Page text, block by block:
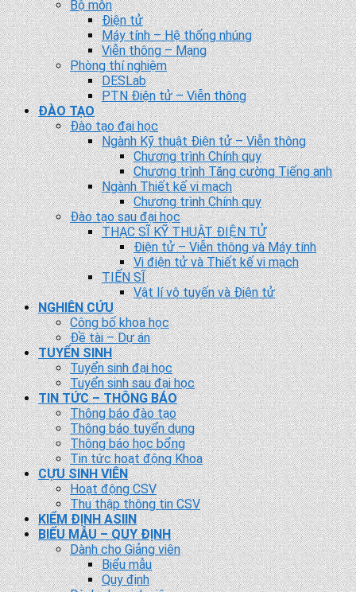
Bộ môn
Điện tử
Máy tính – Hệ thống nhúng
Viễn thông – Mạng
Phòng thí nghiệm
DESLab
PTN Điện tử – Viễn thông
ĐÀO TẠO
Đào tạo đại học
Ngành Kỹ thuật Điện tử – Viễn thông
Chương trình Chính quy
Chương trình Tăng cường Tiếng anh
Ngành Thiết kế vi mạch
Chương trình Chính quy
Đào tạo sau đại học
THẠC SĨ KỸ THUẬT ĐIỆN TỬ
Điện tử – Viễn thông và Máy tính
Vi điện tử và Thiết kế vi mạch
TIẾN SĨ
Vật lí vô tuyến và Điện tử
NGHIÊN CỨU
Công bố khoa học
Đề tài – Dự án
TUYỂN SINH
Tuyển sinh đại học
Tuyển sinh sau đại học
TIN TỨC – THÔNG BÁO
Thông báo đào tạo
Thông báo tuyển dụng
Thông báo học bổng
Tin tức hoạt động Khoa
CỰU SINH VIÊN
Hoạt động CSV
Thu thập thông tin CSV
KIỂM ĐỊNH ASIIN
BIỂU MẪU – QUY ĐỊNH
Dành cho Giảng viên
Biểu mẫu
Quy định